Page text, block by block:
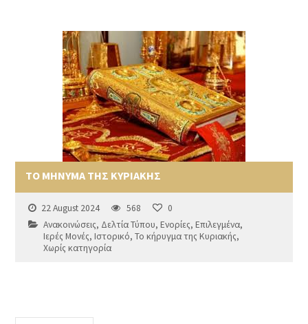
ΤΟ ΜΗΝΥΜΑ ΤΗΣ ΚΥΡΙΑΚΗΣ
22 August 2024 568
0
Ανακοινώσεις, Δελτία Τύπου,Ενορίες,Επιλεγμένα,
Ιερές Μονές,Ιστορικό,Το κήρυγμα της Κυριακής,
Χωρίς κατηγορία